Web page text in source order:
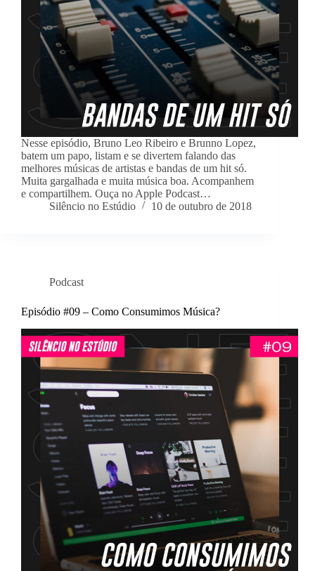
Nesse episódio, Bruno Leo Ribeiro e Brunno Lopez,
batem um papo, listam e se divertem falando das
melhores músicas de artistas e bandas de um hit só.
Muita gargalhada e muita música boa. Acompanhem
e compartilhem. Ouça no Apple Podcast…
Silêncio no Estúdio
10 de outubro de 2018
Podcast
Episódio #09 – Como Consumimos Música?